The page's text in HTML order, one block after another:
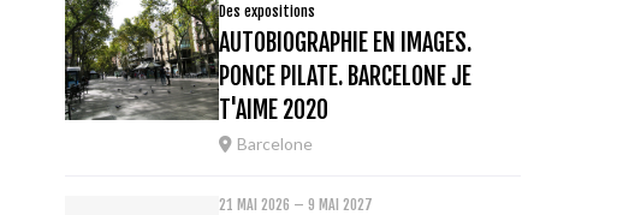
Des expositions
AUTOBIOGRAPHIE EN IMAGES.
PONCE PILATE. BARCELONE JE
T'AIME 2020
Barcelone
21 MAI 2026 – 9 MAI 2027